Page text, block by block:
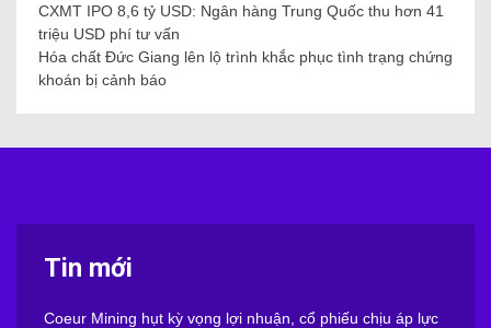
CXMT IPO 8,6 tỷ USD: Ngân hàng Trung Quốc thu hơn 41
triệu USD phí tư vấn
Hóa chất Đức Giang lên lộ trình khắc phục tình trạng chứng
khoán bị cảnh báo
Tin mới
Coeur Mining hụt kỳ vọng lợi nhuận, cổ phiếu chịu áp lực